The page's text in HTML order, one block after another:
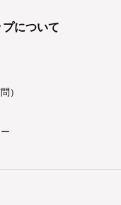
について
）